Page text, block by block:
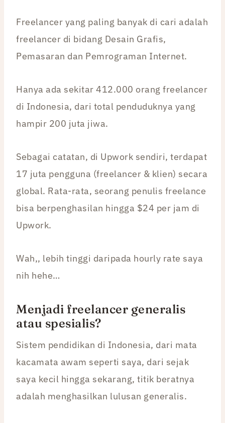
Freelancer yang paling banyak di cari adalah
freelancer di bidang Desain Grafis,
Pemasaran dan Pemrograman Internet.
Hanya ada sekitar 412.000 orang freelancer
di Indonesia, dari total penduduknya yang
hampir 200 juta jiwa.
Sebagai catatan, di Upwork sendiri, terdapat
17 juta pengguna (freelancer & klien) secara
global. Rata-rata, seorang penulis freelance
bisa berpenghasilan hingga $24 per jam di
Upwork.
Wah,, lebih tinggi daripada hourly rate saya
nih hehe…
Menjadi freelancer generalis
atau spesialis?
Sistem pendidikan di Indonesia, dari mata
kacamata awam seperti saya, dari sejak
saya kecil hingga sekarang, titik beratnya
adalah menghasilkan lulusan generalis.